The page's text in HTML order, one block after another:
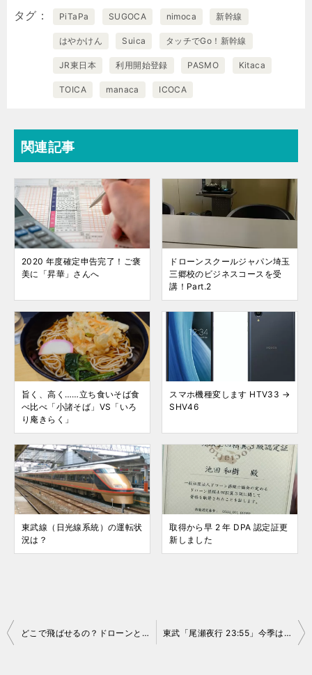
タグ PiTaPa SUGOCA nimoca 新幹線
はやかけん Suica タッチでGo！新幹線
JR東日本 利用開始登録 PASMO Kitaca
TOICA manaca ICOCA
関連記事
2020 年度確定申告完了！ご褒
美に「昇華」さんへ
ドローンスクールジャパン埼玉
三郷校のビジネスコースを受
講！Part.2
旨く、高く……立ち食いそば食
べ比べ「小諸そば」VS「いろ
り庵きらく」
スマホ機種変します HTV33 →
SHV46
東武線（日光線系統）の運転状
況は？
取得から早 2 年 DPA 認定証更
新しました
投
どこで飛ばせるの？ドローンと航空法について 東武「尾瀬夜行 23:55」今季は 500系（リバティ）で運転！